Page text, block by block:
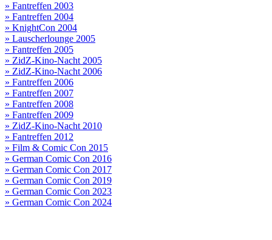
» Fantreffen 2003
» Fantreffen 2004
» KnightCon 2004
» Lauscherlounge 2005
» Fantreffen 2005
» ZidZ-Kino-Nacht 2005
» ZidZ-Kino-Nacht 2006
» Fantreffen 2006
» Fantreffen 2007
» Fantreffen 2008
» Fantreffen 2009
» ZidZ-Kino-Nacht 2010
» Fantreffen 2012
» Film & Comic Con 2015
» German Comic Con 2016
» German Comic Con 2017
» German Comic Con 2019
» German Comic Con 2023
» German Comic Con 2024